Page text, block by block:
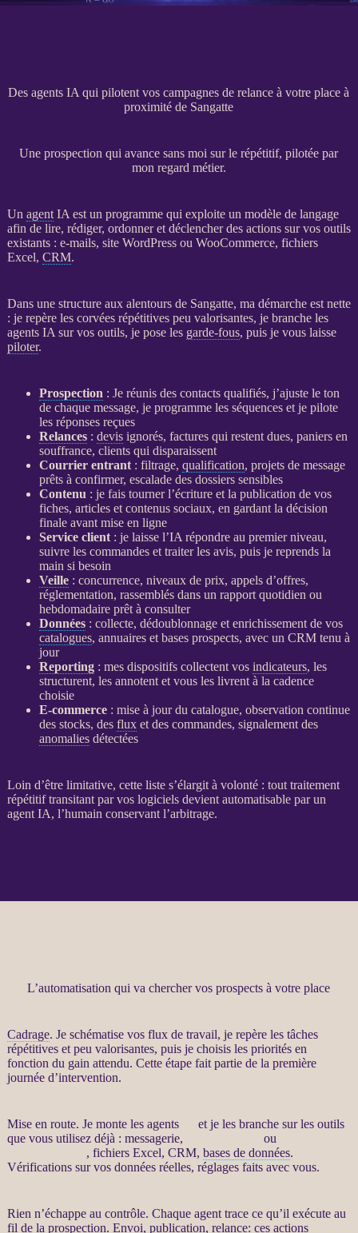
Des agents IA qui pilotent vos campagnes de relance à votre place à
proximité de Sangatte
Une prospection qui avance sans moi sur le répétitif, pilotée par
mon regard métier.
Un agent IA est un programme qui exploite un modèle de langage
afin de lire, rédiger, ordonner et déclencher des actions sur vos outils
existants : e-mails, site WordPressou WooCommerce, fichiers
Excel, CRM.
Dans une structure aux alentours de Sangatte, ma démarche est nette
: je repère les corvées répétitives peu valorisantes, je branche les
agents IA sur vos outils, je pose les garde-fous, puis je vous laisse
piloter.
Prospection : Je réunis des contacts qualifiés, j’ajuste le ton
de chaque message, je programme les séquences et je pilote
les réponses reçues
Relances: devisignorés, factures qui restent dues, paniers en
souffrance, clients qui disparaissent
Courrier entrant: filtrage, qualification, projets de message
prêts à confirmer, escalade des dossiers sensibles
Contenu : je fais tourner l’écriture et la publication de vos
fiches, articles et contenus sociaux, en gardant la décision
finale avant mise en ligne
Service client: je laisse l’IA répondre au premier niveau,
suivre les commandes et traiter les avis, puis je reprends la
main si besoin
Veille: concurrence, niveaux de prix, appels d’offres,
réglementation, rassemblés dans un rapport quotidien ou
hebdomadaire prêt à consulter
Données: collecte, dédoublonnage et enrichissement de vos
catalogues, annuaires et bases prospects, avec un CRMtenu à
jour
Reporting: mes dispositifs collectent vos indicateurs, les
structurent, les annotent et vous les livrent à la cadence
choisie
E-commerce: mise à jour du catalogue, observation continue
des stocks, des fluxet des commandes, signalement des
anomaliesdétectées
Loin d’être limitative, cette liste s’élargit à volonté : tout traitement
répétitif transitant par vos logiciels devient automatisable par un
agent IA, l’humain conservant l’arbitrage.
L’automatisation qui va chercher vos prospects à votre place
Cadrage. Je schématise vos fluxde travail, je repère les tâches
répétitives et peu valorisantes, puis je choisis les priorités en
fonction du gain attendu. Cette étape fait partie de la première
journée d’intervention.
Mise en route. Je monte les agents
et je les branche sur les outils
que vous utilisez déjà : messagerie,
ou
, fichiers Excel, CRM, bases de données.
Vérifications sur vos donnéesréelles, réglages faits avec vous.
Rien n’échappe au contrôle. Chaque agenttrace ce qu’il exécute au
fil de la prospection. Envoi, publication, relance: ces actions